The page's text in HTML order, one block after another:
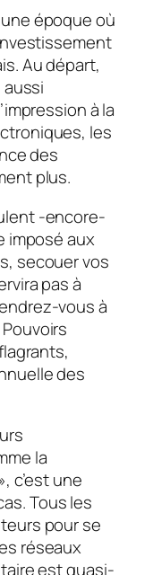
époque où
Au départ,
à la
les
des
plus.
-encore-
imposé aux
secouer vos
pas à
vous à
des
la
c’est une
Tous les
pour se
réseaux
est quasi-